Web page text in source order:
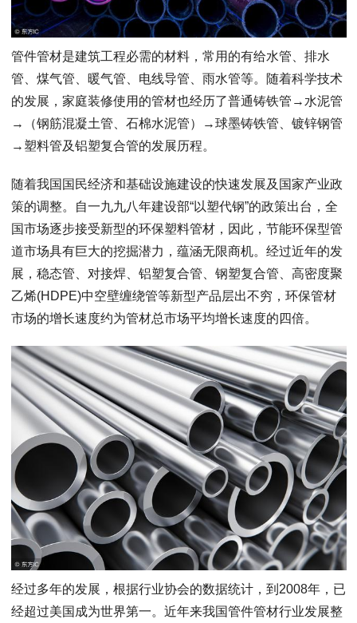
管件管材是建筑工程必需的材料，常用的有给水管、排水
管、煤气管、暖气管、电线导管、雨水管等。随着科学技术
的发展，家庭装修使用的管材也经历了普通铸铁管→水泥管
→（钢筋混凝土管、石棉水泥管）→球墨铸铁管、镀锌钢管
→塑料管及铝塑复合管的发展历程。
随着我国国民经济和基础设施建设的快速发展及国家产业政
策的调整。自一九九八年建设部“以塑代钢”的政策出台，全
国市场逐步接受新型的环保塑料管材，因此，节能环保型管
道市场具有巨大的挖掘潜力，蕴涵无限商机。经过近年的发
展，稳态管、对接焊、铝塑复合管、钢塑复合管、高密度聚
乙烯(HDPE)中空壁缠绕管等新型产品层出不穷，环保管材
市场的增长速度约为管材总市场平均增长速度的四倍。
经过多年的发展，根据行业协会的数据统计，到2008年，已
经超过美国成为世界第一。近年来我国管件管材行业发展整